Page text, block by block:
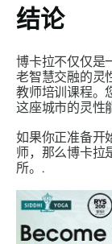
结论
博卡拉不仅仅是
老智慧交融的灵
教师培训课程。
这座城市的灵性
如果你正准备开
师，那么博卡拉
所。.